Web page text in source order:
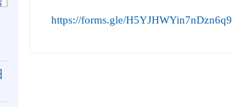
https://forms.gle/H5YJHWYin7nDzn6q9